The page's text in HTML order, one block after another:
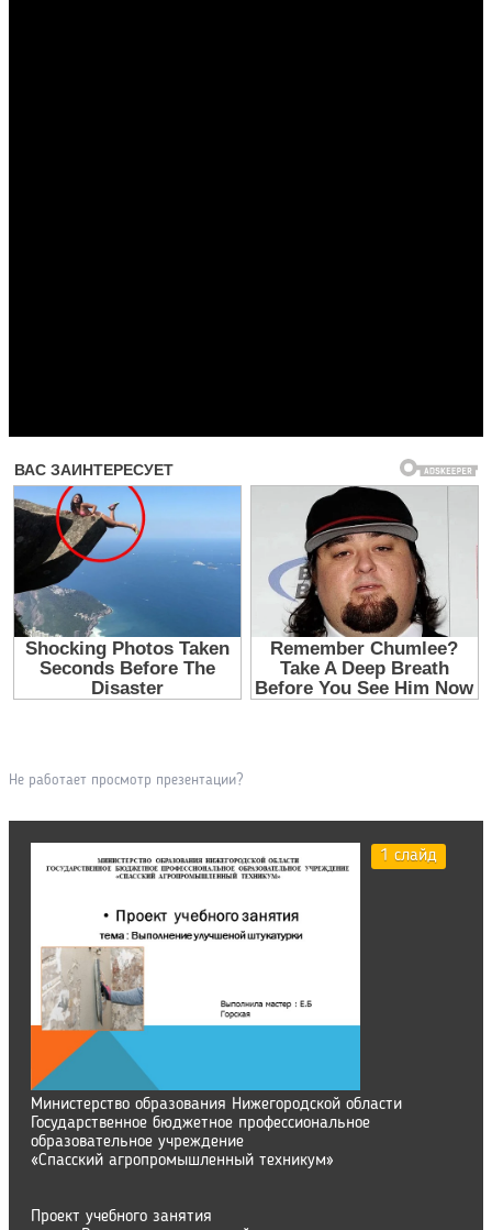
Не работает просмотр презентации?
1 слайд
Министерство образования Нижегородской области
Государственное бюджетное профессиональное
образовательное учреждение
«Спасский агропромышленный техникум»
Проект учебного занятия